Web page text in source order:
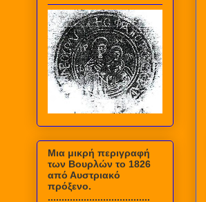
Mια μικρή περιγραφή
των Βουρλών το 1826
από Αυστριακό
πρόξενο.
.....................................